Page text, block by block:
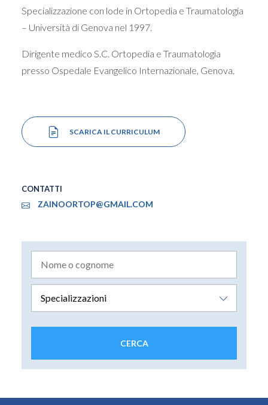
Specializzazione con lode in Ortopedia e Traumatologia
– Università di Genova nel 1997.
Dirigente medico S.C. Ortopedia e Traumatologia
presso Ospedale Evangelico Internazionale, Genova.
SCARICA IL CURRICULUM
CONTATTI
ZAINOORTOP@GMAIL.COM